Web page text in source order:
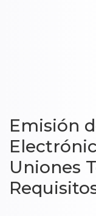
Emisión
Uniones